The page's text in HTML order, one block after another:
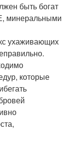
быть богат
минеральными
ухаживающих
которые